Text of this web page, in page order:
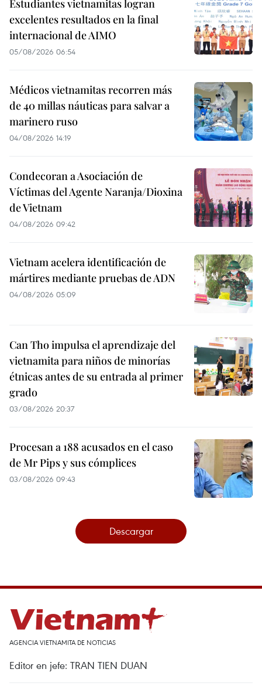
Estudiantes vietnamitas logran
excelentes resultados en la final
internacional de AIMO
05/08/2026 06:54
Médicos vietnamitas recorren más
de 40 millas náuticas para salvar a
marinero ruso
04/08/2026 14:19
Condecoran a Asociación de
Víctimas del Agente Naranja/Dioxina
de Vietnam
04/08/2026 09:42
Vietnam acelera identificación de
mártires mediante pruebas de ADN
04/08/2026 05:09
Can Tho impulsa el aprendizaje del
vietnamita para niños de minorías
étnicas antes de su entrada al primer
grado
03/08/2026 20:37
Procesan a 188 acusados en el caso
de Mr Pips y sus cómplices
03/08/2026 09:43
Descargar
AGENCIA VIETNAMITA DE NOTICIAS
Editor en jefe: TRAN TIEN DUAN